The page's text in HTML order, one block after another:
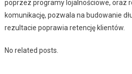
poprzez programy lojalnościowe, oraz
komunikację, pozwala na budowanie
rezultacie poprawia retencję klientów.
No related posts.